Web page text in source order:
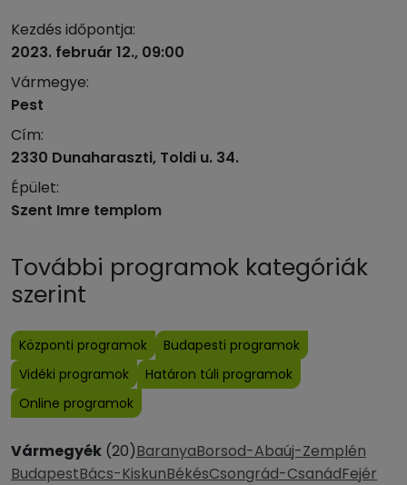
Kezdés időpontja:
2023. február 12., 09:00
Vármegye:
Pest
Cím:
2330 Dunaharaszti, Toldi u. 34.
Épület:
Szent Imre templom
További programok kategóriák
szerint
Központi programok
Budapesti programok
Vidéki programok
Határon túli programok
Online programok
Vármegyék (20)BaranyaBorsod-Abaúj-Zemplén
BudapestBács-KiskunBékésCsongrád-CsanádFejér